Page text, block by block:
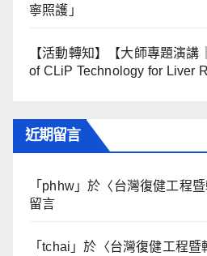
寧照護」
【活動轉知】【大師專題演
of CLiP Technology for Liver
近期留言
「 phhw 」於〈台灣復健工程
留言
「tchai 」於〈台灣復健工程暨